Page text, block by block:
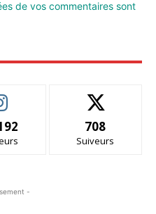
de vos commentaires sont
708
Suiveurs
-